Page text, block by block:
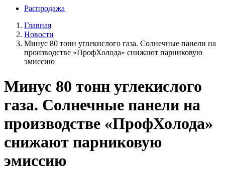
Распродажа
Главная
Новости
Минус 80 тонн углекислого газа. Солнечные панели на
производстве «ПрофХолода» снижают парниковую
эмиссию
Минус 80 тонн углекислого
газа. Солнечные панели на
производстве «ПрофХолода»
снижают парниковую
эмиссию